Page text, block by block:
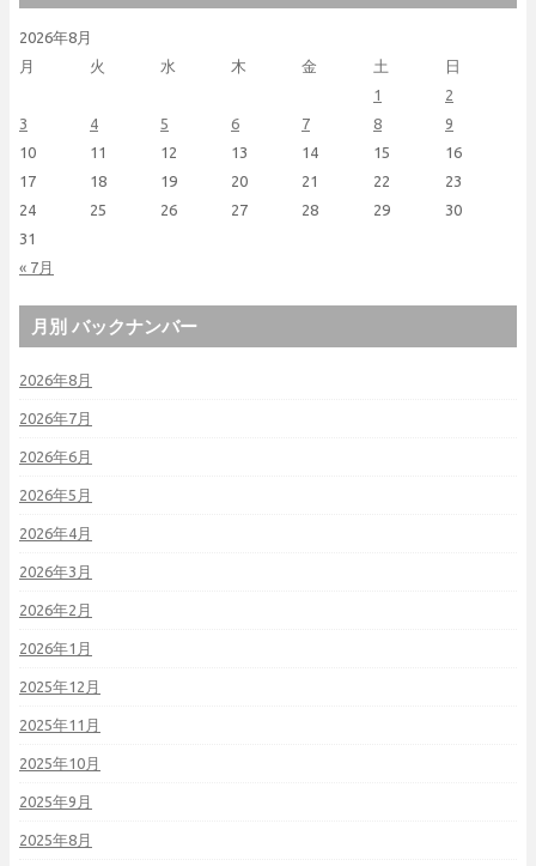
2026年8月
月
火 水 木 金 土 日
« 7月
1
2
3
4 5 6 7 8
9
10
11 12 13 14 15
16
17
18 19 20 21 22
23
24
25 26 27 28 29
30
31
月別 バックナンバー
2026年8月
2026年7月
2026年6月
2026年5月
2026年4月
2026年3月
2026年2月
2026年1月
2025年12月
2025年11月
2025年10月
2025年9月
2025年8月